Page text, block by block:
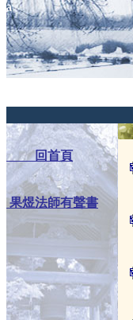
a
回首頁
果煜法師有聲書